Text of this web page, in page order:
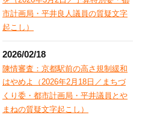
市計画局・平井良人議員の質疑文字
起こし）
2026/02/18
陳情審査：京都駅前の高さ規制緩和
はやめよ（2026年2月18日／まちづ
くり委・都市計画局・平井議員とや
まねの質疑文字起こし）